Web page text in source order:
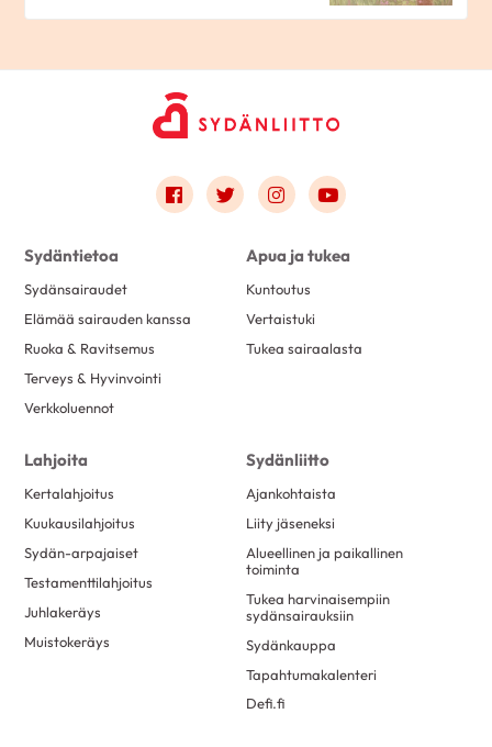
Link to facebook
Link to twitter
Link to instagram
Link to youtube
Sydäntietoa
Sydänsairaudet
Elämää sairauden kanssa
Ruoka & Ravitsemus
Terveys & Hyvinvointi
Verkkoluennot
Apua ja tukea
Kuntoutus
Vertaistuki
Tukea sairaalasta
Lahjoita
Kertalahjoitus
Kuukausilahjoitus
Sydän-arpajaiset
Testamenttilahjoitus
Juhlakeräys
Muistokeräys
Sydänliitto
Ajankohtaista
Liity jäseneksi
Alueellinen ja paikallinen
toiminta
Tukea harvinaisempiin
sydänsairauksiin
Sydänkauppa
Tapahtumakalenteri
Defi.fi